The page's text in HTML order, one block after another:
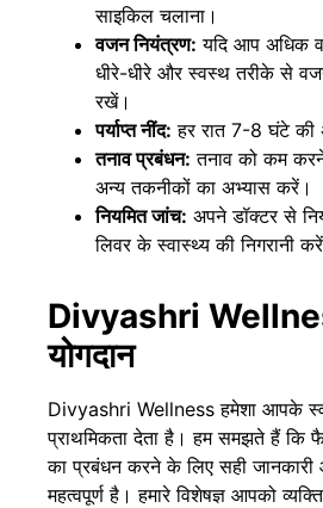
साइकिल चलाना।
वजन नियंत्रण: यदि आप अधिक
धीरे-धीरे और स्वस्थ तरीके से
रखें।
पर्याप्त नींद: हर रात 7-8 घंटे की
तनाव प्रबंधन: तनाव को कम
अन्य तकनीकों का अभ्यास करें।
नियमित जांच: अपने डॉक्टर से
लिवर के स्वास्थ्य की निगरानी
Divyashri
योगदान
Divyashri Wellness हमेशा आपके
प्राथमिकता देता है। हम समझते हैं कि
का प्रबंधन करने के लिए सही जानकारी
महत्वपूर्ण है। हमारे विशेषज्ञ आपको